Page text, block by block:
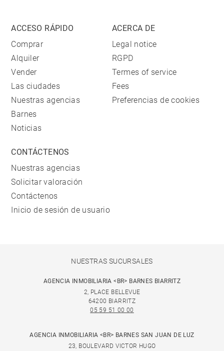
ACCESO RÁPIDO
Comprar
Alquiler
Vender
Las ciudades
Nuestras agencias
Barnes
Noticias
ACERCA DE
Legal notice
RGPD
Termes of service
Fees
Preferencias de cookies
CONTÁCTENOS
Nuestras agencias
Solicitar valoración
Contáctenos
Inicio de sesión de usuario
NUESTRAS SUCURSALES
AGENCIA INMOBILIARIA <BR> BARNES BIARRITZ
2, PLACE BELLEVUE
64200 BIARRITZ
05 59 51 00 00
AGENCIA INMOBILIARIA <BR> BARNES SAN JUAN DE LUZ
23, BOULEVARD VICTOR HUGO